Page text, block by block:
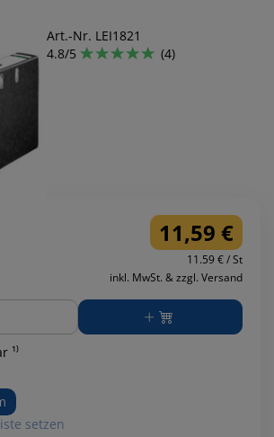
Art.-Nr. LEI1821
4.8/5
(4)
11,59 €
11.59 € / St
inkl. MwSt. & zzgl. Versand
¹⁾
setzen